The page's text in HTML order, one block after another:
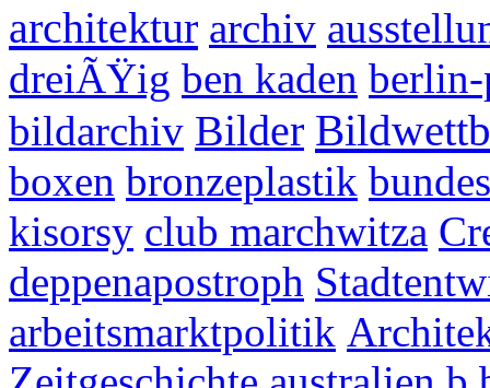
architektur archiv
dreiÃŸig ben kaden
bildarchiv Bilder
boxen bronzeplastik
kisorsy club marchwitza
deppenapostroph
arbeitsmarktpolitik